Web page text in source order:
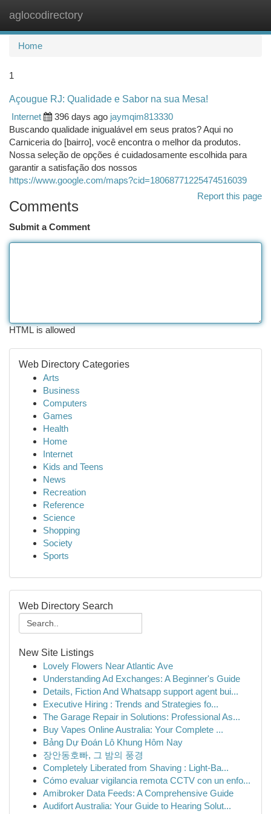
aglocodirectory
Home
1
Açougue RJ: Qualidade e Sabor na sua Mesa!
Internet
396 days ago jaymqim813330
Buscando qualidade inigualável em seus pratos? Aqui no
Carniceria do [bairro], você encontra o melhor da produtos.
Nossa seleção de opções é cuidadosamente escolhida para
garantir a satisfação dos nossos
https://www.google.com/maps?cid=18068771225474516039
Report this page
Comments
Submit a Comment
HTML is allowed
Web Directory Categories
Arts
Business
Computers
Games
Health
Home
Internet
Kids and Teens
News
Recreation
Reference
Science
Shopping
Society
Sports
Web Directory Search
New Site Listings
Lovely Flowers Near Atlantic Ave
Understanding Ad Exchanges: A Beginner's Guide
Details, Fiction And Whatsapp support agent bui...
Executive Hiring : Trends and Strategies fo...
The Garage Repair in Solutions: Professional As...
Buy Vapes Online Australia: Your Complete ...
Bảng Dự Đoán Lô Khung Hôm Nay
장안동호빠, 그 밤의 풍경
Completely Liberated from Shaving : Light-Ba...
Cómo evaluar vigilancia remota CCTV con un enfo...
Amibroker Data Feeds: A Comprehensive Guide
Audifort Australia: Your Guide to Hearing Solut...